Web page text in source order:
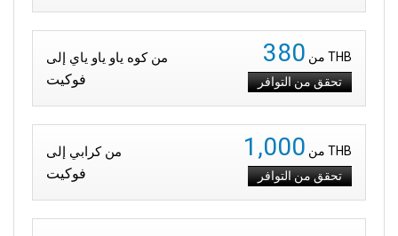
من كوه ياو ياو ياي إلى
فوكيت
من 380
THB
تحقق من التوافر
من كرابي إلى
فوكيت
من 1,000
THB
تحقق من التوافر